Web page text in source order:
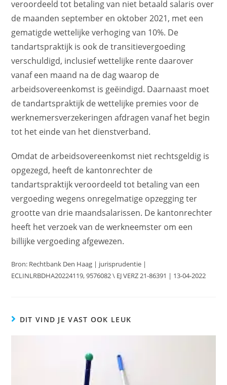
veroordeeld tot betaling van niet betaald salaris over
de maanden september en oktober 2021, met een
gematigde wettelijke verhoging van 10%. De
tandartspraktijk is ook de transitievergoeding
verschuldigd, inclusief wettelijke rente daarover
vanaf een maand na de dag waarop de
arbeidsovereenkomst is geëindigd. Daarnaast moet
de tandartspraktijk de wettelijke premies voor de
werknemersverzekeringen afdragen vanaf het begin
tot het einde van het dienstverband.
Omdat de arbeidsovereenkomst niet rechtsgeldig is
opgezegd, heeft de kantonrechter de
tandartspraktijk veroordeeld tot betaling van een
vergoeding wegens onregelmatige opzegging ter
grootte van drie maandsalarissen. De kantonrechter
heeft het verzoek van de werkneemster om een
billijke vergoeding afgewezen.
Bron: Rechtbank Den Haag | jurisprudentie |
ECLINLRBDHA20224119, 9576082 \ EJ VERZ 21-86391 | 13-04-2022
DIT VIND JE VAST OOK LEUK